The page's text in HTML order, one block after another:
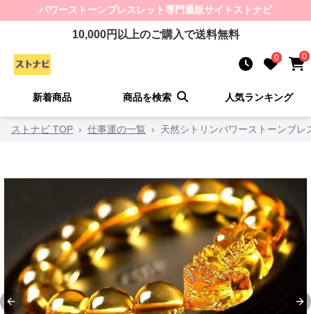
パワーストーンブレスレット専門通販サイト ストナビ
10,000円以上のご購入で送料無料
0 0
新着商品 商品を検索 人気ランキング
ストナビ TOP › 仕事運の一覧 › 天然シトリンパワーストーンブ
Previous slide